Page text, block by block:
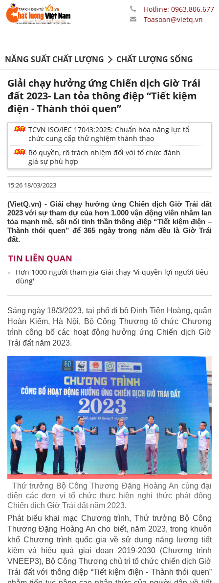
Hotline: 0963.806.677
Toasoan@vietq.vn
NĂNG SUẤT CHẤT LƯỢNG CHẤT LƯỢNG SỐNG
Giải chạy hưởng ứng Chiến dịch Giờ Trái
đất 2023- Lan tỏa thông điệp “Tiết kiệm
điện - Thành thói quen”
TCVN ISO/IEC 17043:2025: Chuẩn hóa năng lực tổ
chức cung cấp thử nghiệm thành thạo
Rõ quyền, rõ trách nhiệm đối với tổ chức đánh
giá sự phù hợp
15:26 18/03/2023
(VietQ.vn) - Giải chạy hưởng ứng Chiến dịch Giờ Trái đất
2023 với sự tham dự của hơn 1.000 vận động viên nhằm lan
tỏa mạnh mẽ, sôi nổi tinh thần thông điệp “Tiết kiệm điện –
Thành thói quen” để 365 ngày trong năm đều là Giờ Trái
đất.
TIN LIÊN QUAN
Hơn 1000 người tham gia Giải chạy 'Vì quyền lợi người tiêu
dùng'
Sáng ngày 18/3/2023, tại phố đi bộ Đinh Tiên Hoàng, quận
Hoàn Kiếm, Hà Nội, Bộ Công Thương tổ chức Chương
trình công bố các hoạt động hưởng ứng Chiến dịch Giờ
Trái đất năm 2023.
Thứ trưởng Bộ Công Thương Đặng Hoàng An cùng đại
diện các đơn vị tổ chức thực hiện nghi thức phát động
Chiến dịch Giờ Trái đất năm 2023.
Phát biểu khai mạc Chương trình, Thứ trưởng Bộ Công
Thương Đặng Hoàng An cho biết, năm 2023, trong khuôn
khổ Chương trình quốc gia về sử dụng năng lượng tiết
kiệm và hiệu quả giai đoạn 2019-2030 (Chương trình
VNEEP3), Bộ Công Thương chủ trì tổ chức chiến dịch Giờ
Trái đất với thông điệp “Tiết kiệm điện - Thành thói quen”